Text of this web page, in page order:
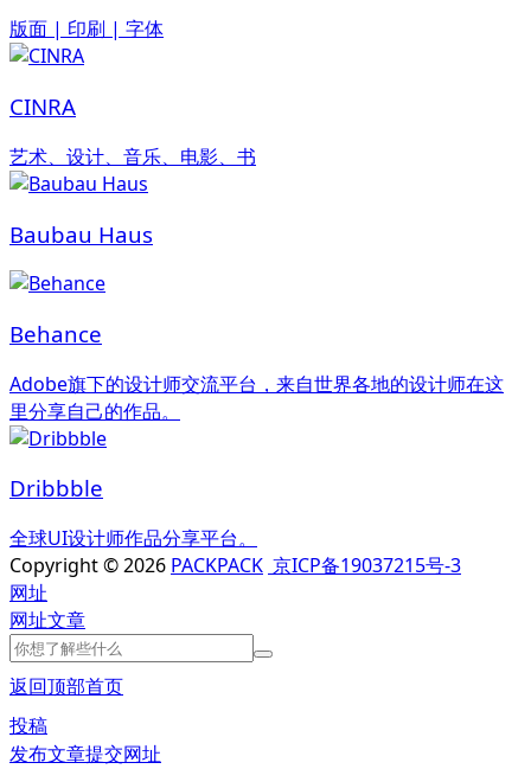
版面 | 印刷 | 字体
CINRA
艺术、设计、音乐、电影、书
Baubau Haus
Behance
Adobe旗下的设计师交流平台，来自世界各地的设计师在这
里分享自己的作品。
Dribbble
全球UI设计师作品分享平台。
Copyright © 2026 PACKPACK 京ICP备19037215号-3
网址
网址文章
返回顶部首页
投稿
发布文章提交网址